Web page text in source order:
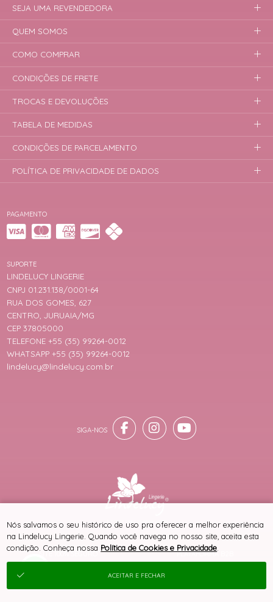
PAGAMENTO
SITE 100% SEGURO PLATAFORMA B2B
SUPORTE
LINDELUCY LINGERIE
CNPJ 01.231.138/0001-64
RUA DOS GOMES, 627
CENTRO, JURUAIA/MG
CEP 37805000
TELEFONE +55 (35) 99264-0012
WHATSAPP +55 (35) 99264-0012
lindelucy@lindelucy.com.br
SEJA UMA REVENDEDORA
QUEM SOMOS
COMO COMPRAR
CONDIÇÕES DE FRETE
TROCAS E DEVOLUÇÕES
TABELA DE MEDIDAS
CONDIÇÕES DE PARCELAMENTO
POLÍTICA DE PRIVACIDADE DE DADOS
® TODOS DIREITOS RESERVADOS
Nós salvamos o seu histórico de uso pra oferecer a melhor experiência
na Lindelucy Lingerie. Quando você navega no nosso site, aceita esta
condição. Conheça nossa Política de Cookies e Privacidade
ACEITAR E FECHAR